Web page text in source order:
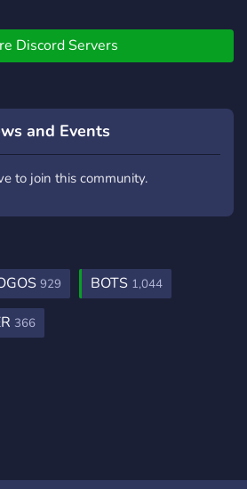
Discord Servers
and Events
to join this community.
929 BOTS 1,044
366